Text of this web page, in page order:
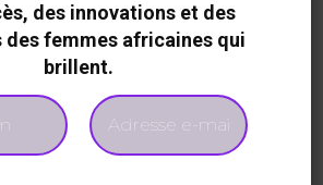
Twitter
des innovations et des
femmes africaines qui
brillent.